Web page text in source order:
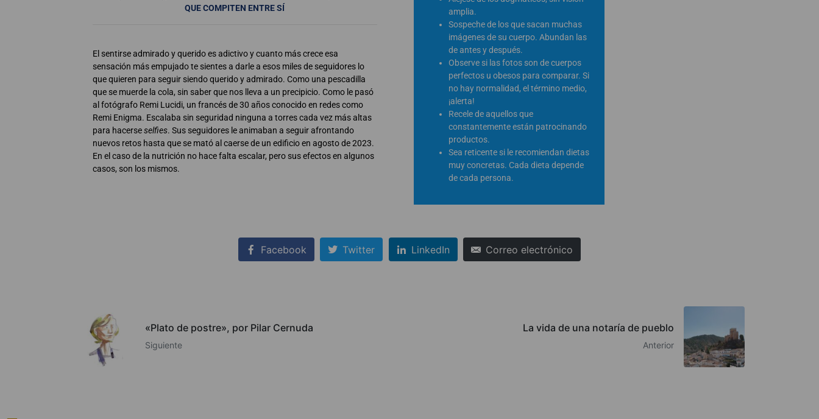
QUE COMPITEN ENTRE SÍ
El sentirse admirado y querido es adictivo y cuanto más crece esa
sensación más empujado te sientes a darle a esos miles de seguidores lo
que quieren para seguir siendo querido y admirado. Como una pescadilla
que se muerde la cola, sin saber que nos lleva a un precipicio. Como le pasó
al fotógrafo Remi Lucidi, un francés de 30 años conocido en redes como
Remi Enigma. Escalaba sin seguridad ninguna a torres cada vez más altas
para hacerseselfies. Sus seguidores le animaban a seguir afrontando
nuevos retos hasta que se mató al caerse de un edificio en agosto de 2023.
En el caso de la nutrición no hace falta escalar, pero sus efectos en algunos
casos, son los mismos.
amplia.
Sospeche de los que sacan muchas
imágenes de su cuerpo. Abundan las
de antes y después.
Observe si las fotos son de cuerpos
perfectos u obesos para comparar. Si
no hay normalidad, el término medio,
¡alerta!
Recele de aquellos que
constantemente están patrocinando
productos.
Sea reticente si le recomiendan dietas
muy concretas. Cada dieta depende
de cada persona.
Facebook Twitter LinkedIn Correo electrónico
«Plato de postre», por Pilar Cernuda
Siguiente
La vida de una notaría de pueblo
Anterior